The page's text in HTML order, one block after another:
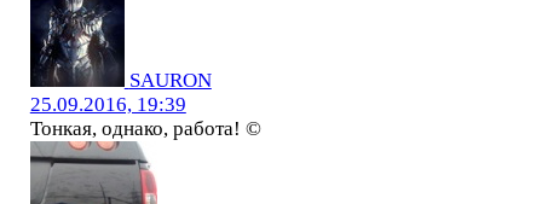
SAURON
25.09.2016, 19:39
Тонкая, однако, работа! ©